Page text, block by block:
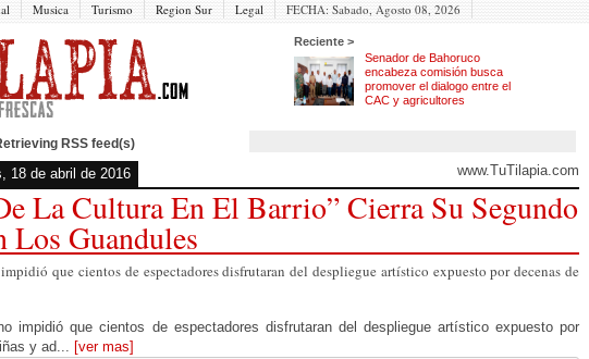
Musica Turismo Region Sur Legal FECHA: Sabado, Agosto 08, 2026
Reciente >
Senador de Bahoruco
encabeza comisión busca
promover el dialogo entre el
CAC y agricultores
RSS feed(s)
18 de abril de 2016 www.TuTilapia.com
La Cultura En El Barrio” Cierra Su Segundo
Los Guandules
que cientos de espectadores disfrutaran del despliegue artístico expuesto por decenas de
impidió que cientos de espectadores disfrutaran del despliegue artístico expuesto por
y ad... [ver mas]